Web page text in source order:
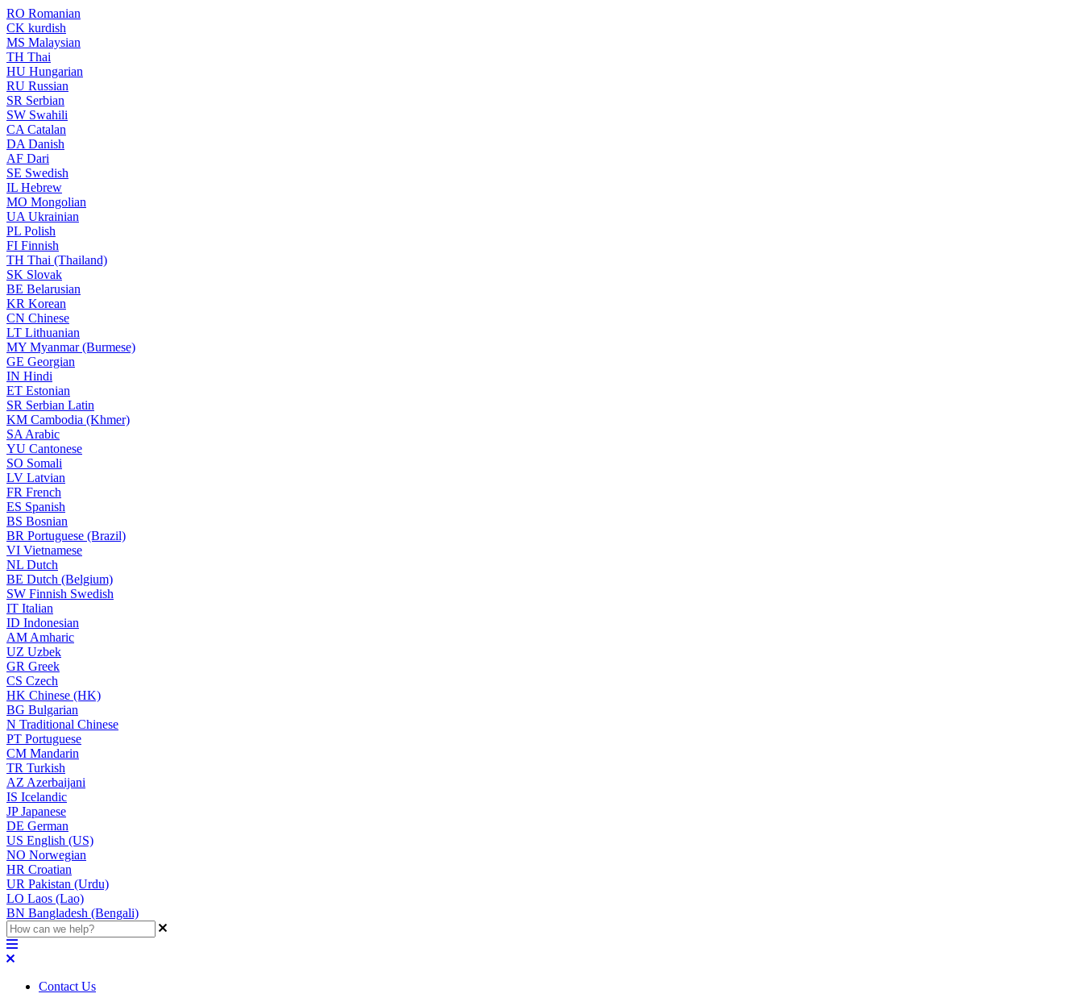
RO Romanian
CK kurdish
MS Malaysian
TH Thai
HU Hungarian
RU Russian
SR Serbian
SW Swahili
CA Catalan
DA Danish
AF Dari
SE Swedish
IL Hebrew
MO Mongolian
UA Ukrainian
PL Polish
FI Finnish
TH Thai (Thailand)
SK Slovak
BE Belarusian
KR Korean
CN Chinese
LT Lithuanian
MY Myanmar (Burmese)
GE Georgian
IN Hindi
ET Estonian
SR Serbian Latin
KM Cambodia (Khmer)
SA Arabic
YU Cantonese
SO Somali
LV Latvian
FR French
ES Spanish
BS Bosnian
BR Portuguese (Brazil)
VI Vietnamese
NL Dutch
BE Dutch (Belgium)
SW Finnish Swedish
IT Italian
ID Indonesian
AM Amharic
UZ Uzbek
GR Greek
CS Czech
HK Chinese (HK)
BG Bulgarian
N Traditional Chinese
PT Portuguese
CM Mandarin
TR Turkish
AZ Azerbaijani
IS Icelandic
JPJapanese
DE German
US English (US)
NO Norwegian
HR Croatian
UR Pakistan (Urdu)
LO Laos (Lao)
BN Bangladesh (Bengali)
Contact Us